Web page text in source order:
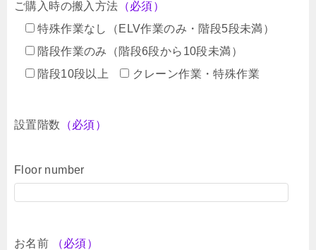
ご購入時の搬入方法 （必須）
特殊作業なし（ELV作業のみ・階段5段未満）
階段作業のみ（階段6段から10段未満）
階段10段以上
クレーン作業・特殊作業
設置階数 （必須）
Floor number
お名前
（必須）